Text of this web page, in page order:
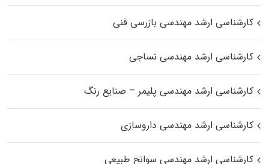
کارشناسی ارشد مهندسی بازرسی فنی
کارشناسی ارشد مهندسی نساجی
کارشناسی ارشد مهندسی پلیمر – صنایع رنگ
کارشناسی ارشد مهندسی داروسازی
کارشناسی ارشد مهندسی سوانح طبیعی